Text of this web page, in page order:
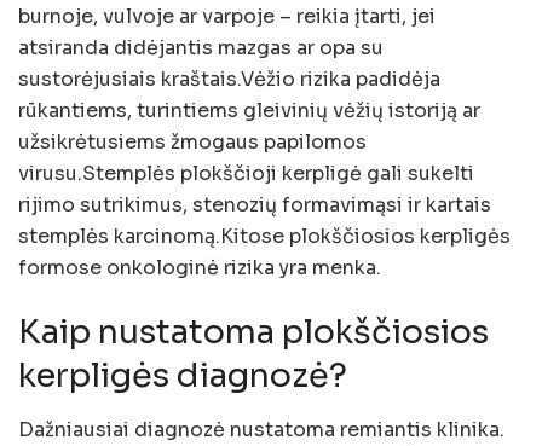
burnoje, vulvoje ar varpoje – reikia įtarti, jei
atsiranda didėjantis mazgas ar opa su
sustorėjusiais kraštais.Vėžio rizika padidėja
rūkantiems, turintiems gleivinių vėžių istoriją ar
užsikrėtusiems žmogaus papilomos
virusu.Stemplės plokščioji kerpligė gali sukelti
rijimo sutrikimus, stenozių formavimąsi ir kartais
stemplės karcinomą.Kitose plokščiosios kerpligės
formose onkologinė rizika yra menka.
Kaip nustatoma plokščiosios
kerpligės diagnozė?
Dažniausiai diagnozė nustatoma remiantis klinika.